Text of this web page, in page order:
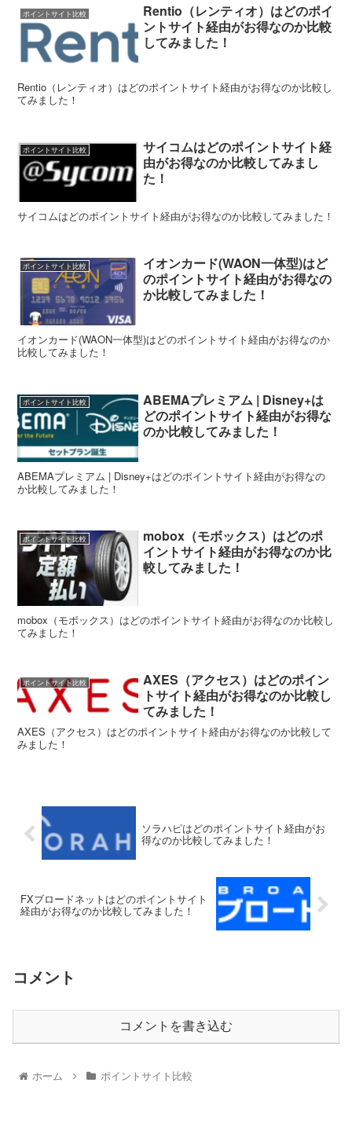
ポイントサイト比較
Rentio（レンティオ）はどのポイ
ントサイト経由がお得なのか比較
してみました！
Rentio（レンティオ）はどのポイントサイト経由がお得なのか比較し
てみました！
ポイントサイト比較
サイコムはどのポイントサイト経
由がお得なのか比較してみまし
た！
サイコムはどのポイントサイト経由がお得なのか比較してみました！
ポイントサイト比較
イオンカード(WAON一体型)はど
のポイントサイト経由がお得なの
か比較してみました！
イオンカード(WAON一体型)はどのポイントサイト経由がお得なのか
比較してみました！
ポイントサイト比較
ABEMAプレミアム | Disney+は
どのポイントサイト経由がお得な
のか比較してみました！
ABEMAプレミアム | Disney+はどのポイントサイト経由がお得なの
か比較してみました！
ポイントサイト比較
mobox（モボックス）はどのポ
イントサイト経由がお得なのか比
較してみました！
mobox（モボックス）はどのポイントサイト経由がお得なのか比較し
てみました！
ポイントサイト比較
AXES（アクセス）はどのポイン
トサイト経由がお得なのか比較し
てみました！
AXES（アクセス）はどのポイントサイト経由がお得なのか比較して
みました！
ソラハピはどのポイントサイト経由がお
得なのか比較してみました！
FXブロードネットはどのポイントサイト
経由がお得なのか比較してみました！
コメント
コメントを書き込む
ホーム ポイントサイト比較